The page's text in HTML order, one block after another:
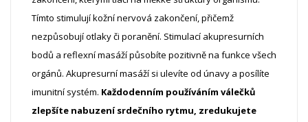
Tímto stimulují kožní nervová zakončení, přičemž
nezpůsobují otlaky či poranění. Stimulací akupresurních
bodů a reflexní masážípůsobíte pozitivně na funkce všech
orgánů. Akupresurní masáží si ulevíte od únavy a posílíte
imunitní systém. Každodenním používáním válečků
zlepšíte nabuzení srdečního rytmu, zredukujete